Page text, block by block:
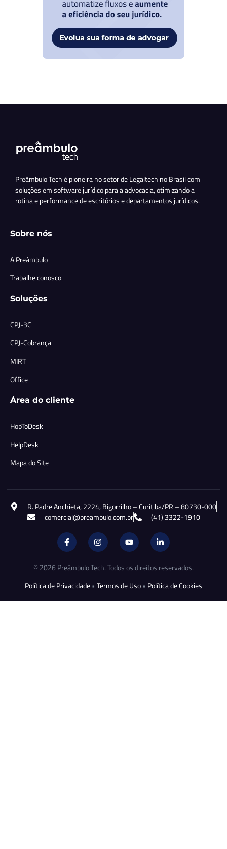
Preâmbulo Tech é pioneira no setor de Legaltech no Brasil com
soluções em software jurídico para a advocacia, otimizando a
rotina e performance de escritórios e departamentos jurídicos.
Sobre nós
A Preâmbulo
Trabalhe conosco
Soluções
CPJ-3C
CPJ-Cobrança
MIRT
Office
Área do cliente
HopToDesk
HelpDesk
Mapa do Site
R. Padre Anchieta, 2224, Bigorrilho – Curitiba/PR – 80730-000
comercial@preambulo.com.br
(41) 3322-1910
© 2026 Preâmbulo Tech. Todos os direitos reservados.
Política de Privacidade• Termos de Uso• Política de Cookies